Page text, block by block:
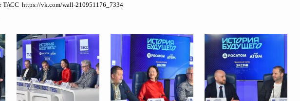
ТАСС https://vk.com/wall-210951176_7334